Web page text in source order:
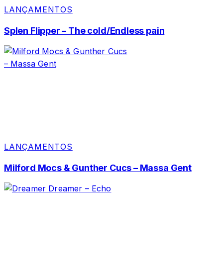
LANÇAMENTOS
Splen Flipper – The cold/Endless pain
LANÇAMENTOS
Milford Mocs & Gunther Cucs – Massa Gent